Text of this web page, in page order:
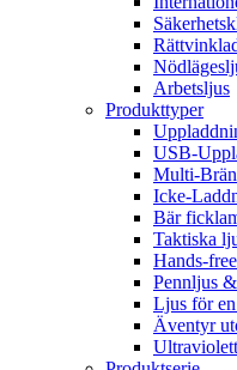
Arbetsljus
Produkttyper
USB-
Multi-
Icke-
Bär
Taktiska
Hands-
Pennljus
Ljus för
Äventyr